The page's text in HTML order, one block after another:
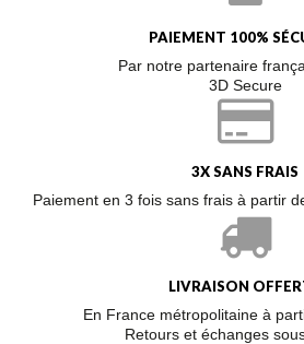
PAIEMENT 100%
Par notre partenaire
3D Secure
3X SANS FRAIS
Paiement en 3 fois sans frais à partir
LIVRAISON
En France métropolitaine à
Retours et échanges